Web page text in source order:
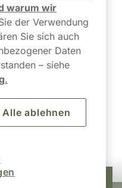
uns!
13) Fr: 09-17 Uhr
warum wir
der Verwendung
Sie sich auch
Daten
– siehe
.
Alle ablehnen